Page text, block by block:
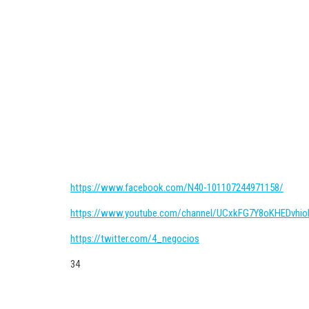
https://www.facebook.com/N40-101107244971158/
https://www.youtube.com/channel/
https://twitter.com/4_negocios
34